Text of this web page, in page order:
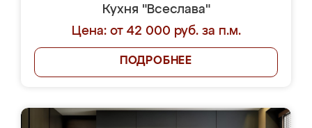
Кухня "Всеслава"
Цена: от 42 000 руб. за п.м.
ПОДРОБНЕЕ